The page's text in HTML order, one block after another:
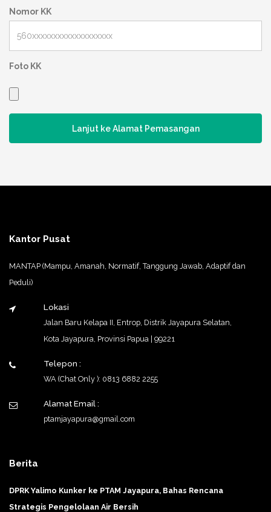
Nomor KK
Foto KK
Lanjut ke Alamat Pemasangan
Kantor Pusat
MANTAP (Mampu, Amanah, Normatif, Tanggung Jawab, Adaptif dan
Peduli)
Lokasi
Jalan Baru Kelapa II, Entrop, Distrik Jayapura Selatan,
Kota Jayapura, Provinsi Papua | 99221
Telepon :
WA (Chat Only ): 0813 6882 2255
Alamat Email :
ptamjayapura@gmail.com
Berita
DPRK Yalimo Kunker ke PTAM Jayapura, Bahas Rencana
Strategis Pengelolaan Air Bersih